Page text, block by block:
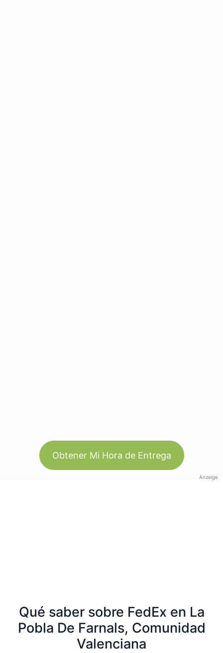
Obtener Mi Hora de Entrega
Anzeige
Qué saber sobre FedEx en La
Pobla De Farnals, Comunidad
Valenciana